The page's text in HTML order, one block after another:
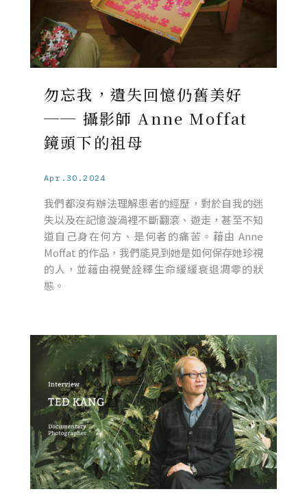
勿忘我，遺失回憶仍舊美好
── 攝影師 Anne Moffat
鏡頭下的祖母
Apr.30.2024
我們都沒有辦法理解患者的經歷，對於自我的迷
失以及在記憶漩渦裡不斷翻滾、遊走，甚至不知
道自己身在何方、是何者的痛苦。藉由 Anne
Moffat 的作品，我們能見到她是如何保存她珍視
的人，並藉由視覺詮釋生命緩緩衰退凋零的狀
態。